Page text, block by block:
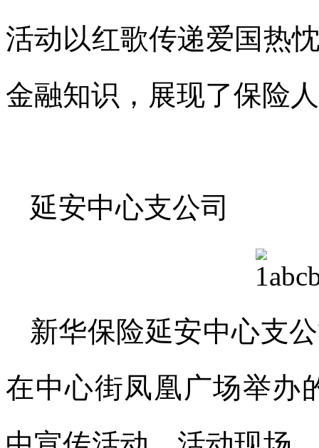
活动以红歌传递爱国热
金融知识，展现了保险
延安中心支公司
新华保险延安中心支
在中心街凤凰广场举办